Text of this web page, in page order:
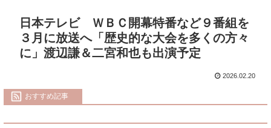
日本テレビ ＷＢＣ開幕特番など９番組を
３月に放送へ「歴史的な大会を多くの方々
に」渡辺謙＆二宮和也も出演予定
2026.02.20
おすすめ記事